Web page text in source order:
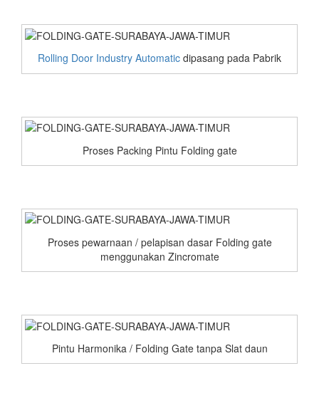
Rolling Door Industry Automatic dipasang pada Pabrik
Proses Packing Pintu Folding gate
Proses pewarnaan / pelapisan dasar Folding gate
menggunakan Zincromate
Pintu Harmonika / Folding Gate tanpa Slat daun